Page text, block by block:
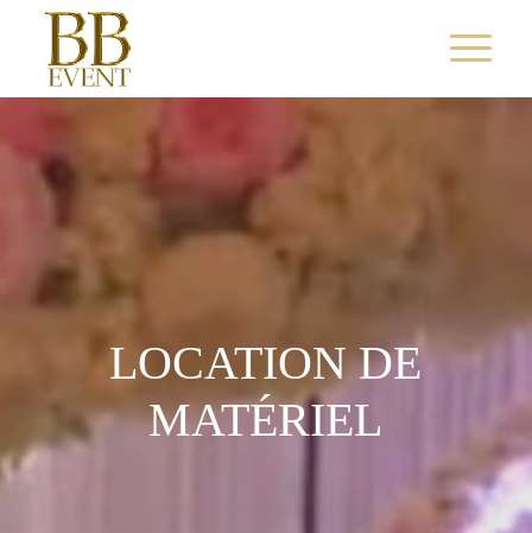
LOCATION DE
MATÉRIEL